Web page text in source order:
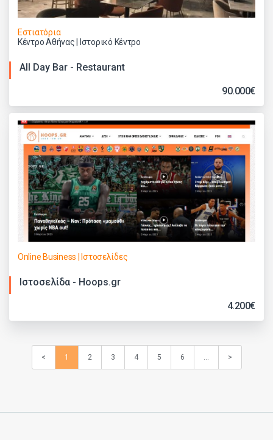
Εστιατόρια
Κέντρο Αθήνας | Ιστορικό Κέντρο
All Day Bar - Restaurant
90.000€
Online Business | Ιστοσελίδες
Ιστοσελίδα - Hoops.gr
4.200€
< 1 2 3 4 5 6 ... >